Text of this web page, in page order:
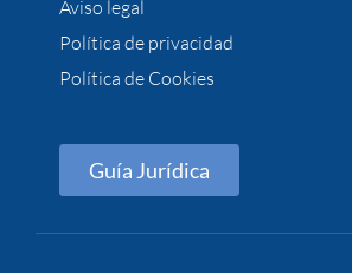
Aviso legal
Política de privacidad
Política de Cookies
Guía Jurídica